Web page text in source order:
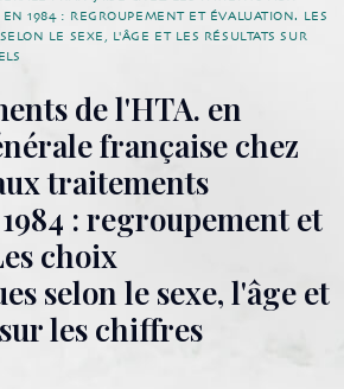
1984 : REGROUPEMENT ET ÉVALUATION. LES
LE SEXE, L'ÂGE ET LES RÉSULTATS SUR
de l'HTA. en
française chez
traitements
: regroupement et
choix
selon le sexe, l'âge et
les chiffres